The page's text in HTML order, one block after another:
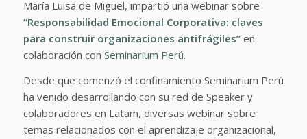
María Luisa de Miguel, impartió una webinar sobre
“Responsabilidad Emocional Corporativa: claves
para construir organizaciones antifrágiles”en
colaboración con Seminarium Perú.
Desde que comenzó el confinamiento Seminarium Perú
ha venido desarrollando con su red de Speaker y
colaboradores en Latam, diversas webinar sobre
temas relacionados con el aprendizaje organizacional,